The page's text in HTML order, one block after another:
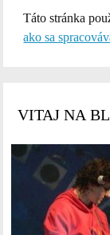
Táto stránka
ako sa
VITAJ NA